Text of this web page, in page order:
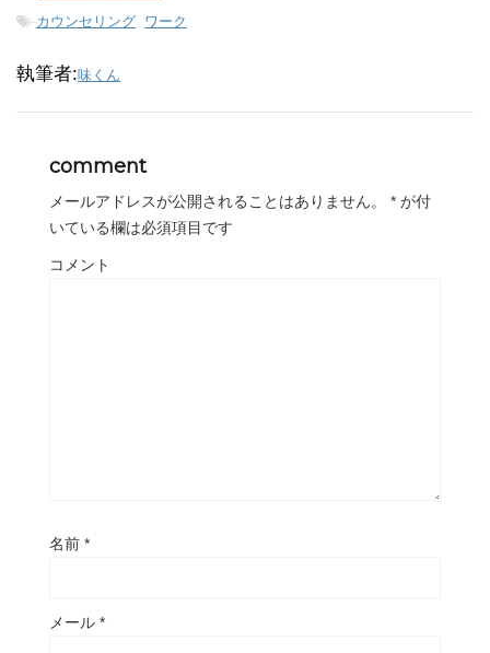
-カウンセリング, ワーク
執筆者:味くん
comment
メールアドレスが公開されることはありません。 * が付
いている欄は必須項目です
コメント
名前 *
メール *